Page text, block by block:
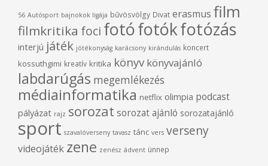
56 Autósport bajnokok ligája bűvösvölgy Divat erasmus film
filmkritika foci fotófotókfotózás
interjú játék jótékonyság karácsony kirándulás koncert
kossuthgimi kreatív kritika könyv könyvajánló
labdarúgás megemlékezés
médiainformatika netflix olimpia podcast
pályázat rajz sorozat sorozat ajánló sorozatajánló
sport szavalóverseny tavasz tánc vers verseny
videojáték zene zenész ádvent ünnep